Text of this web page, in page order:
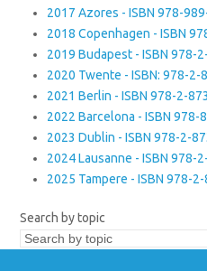
2017 Azores - ISBN 978-
2018 Copenhagen - ISBN
2019 Budapest - ISBN 978-
2020 Twente - ISBN: 978-2-
2021 Berlin - ISBN 978-2-
2022 Barcelona - ISBN 978-
2023 Dublin - ISBN 978-2-
2024 Lausanne - ISBN 978-
2025 Tampere - ISBN 978-
Search by topic